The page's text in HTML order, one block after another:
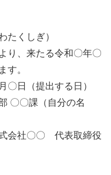
たくしぎ）
り、来たる令和〇年〇
す。
〇日（提出する日）
〇〇課（自分の名
式会社〇〇 代表取締役